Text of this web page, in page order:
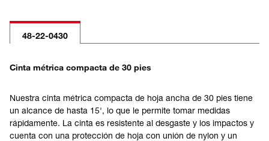
48-22-0430
Cinta métrica compacta de 30 pies
Nuestra cinta métrica compacta de hoja ancha de 30 pies tiene
un alcance de hasta 15', lo que le permite tomar medidas
rápidamente. La cinta es resistente al desgaste y los impactos y
cuenta con una protección de hoja con unión de nylon y un